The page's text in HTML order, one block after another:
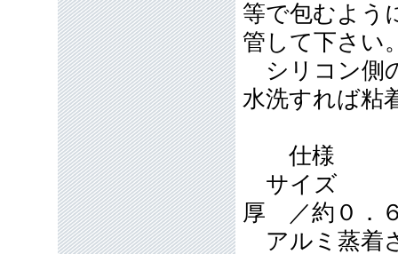
等で包むよう
管して下さい
シリコン側
水洗すれば粘
仕様
サイズ
厚 ／約０．
アルミ蒸着